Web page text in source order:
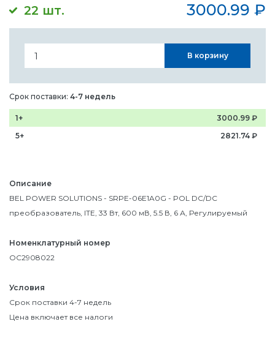
22 шт. 3000.99 ₽
Описание
BEL POWER SOLUTIONS - SRPE-06E1A0G - POL DC/DC
преобразователь, ITE, 33 Вт, 600 мВ, 5.5 В, 6 А, Регулируемый
Номенклатурный номер
OC2908022
Условия
Срок поставки 4-7 недель
Цена включает все налоги
В корзину
Срок поставки: 4-7 недель
1+ 3000.99 ₽
5+
2821.74 ₽